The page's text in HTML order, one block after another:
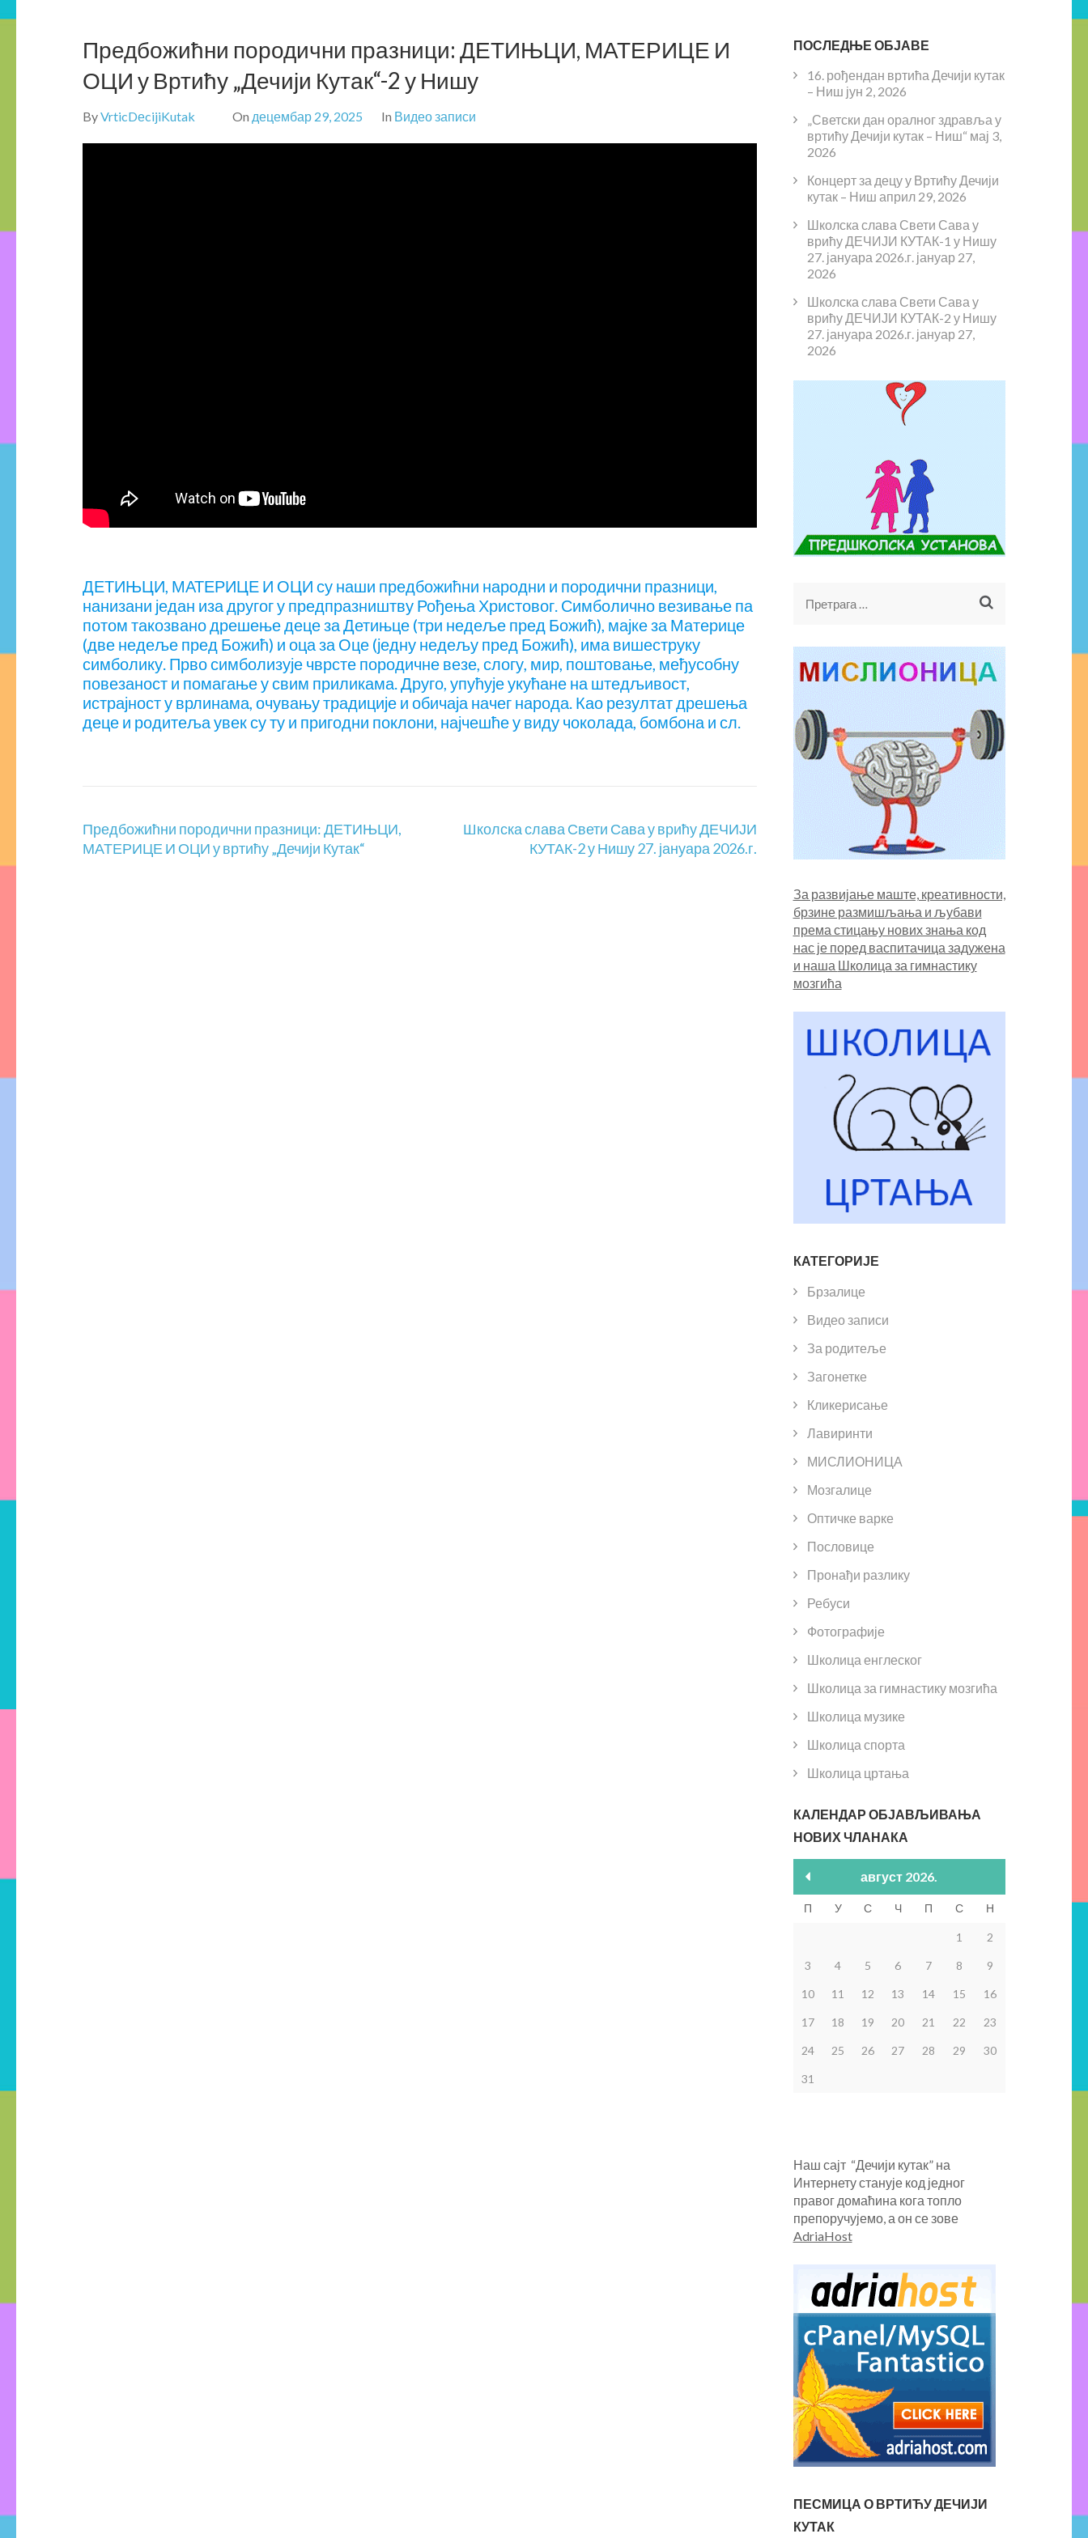
Предбожићни породични празници: ДЕТИЊЦИ, МАТЕРИЦЕ И
ОЦИ у Вртићу „Дечији Кутак“-2 у Нишу
ByVrticDеcijiKutak On децембар 29, 2025 In Видео записи
ДЕТИЊЦИ, МАТЕРИЦЕ И ОЦИ су наши предбожићни народни и породични празници,
нанизани један иза другог у предпразништву Рођења Христовог. Симболично везивање па
потом такозвано дрешење деце за Детињце (три недеље пред Божић), мајке за Материце
(две недеље пред Божић) и оца за Оце (једну недељу пред Божић), има вишеструку
симболику. Прво симболизује чврсте породичне везе, слогу, мир, поштовање, међусобну
повезаност и помагање у свим приликама. Друго, упућује укућане на штедљивост,
истрајност у врлинама, очувању традиције и обичаја начег народа. Као резултат дрешења
деце и родитеља увек су ту и пригодни поклони, најчешће у виду чоколада, бомбона и сл.
Кретање
чланка
Предбожићни породични празници: ДЕТИЊЦИ,
МАТЕРИЦЕ И ОЦИ у вртићу „Дечији Кутак“
Школска слава Свети Сава у врићу ДЕЧИЈИ
КУТАК-2 у Нишу 27. јануара 2026.г.
ПОСЛЕДЊЕ ОБЈАВЕ
16. рођендан вртића Дечији кутак
– Ниш јун 2, 2026
„Светски дан оралног здравља у
вртићу Дечији кутак – Ниш“ мај 3,
2026
Концерт за децу у Вртићу Дечији
кутак – Ниш април 29, 2026
Школска слава Свети Сава у
врићу ДЕЧИЈИ КУТАК-1 у Нишу
27. јануара 2026.г. јануар 27,
2026
Школска слава Свети Сава у
врићу ДЕЧИЈИ КУТАК-2 у Нишу
27. јануара 2026.г. јануар 27,
2026
Претрага
За развијање маште, креативности,
брзине размишљања и љубави
према стицању нових знања код
нас је поред васпитачица задужена
и наша Школица за гимнастику
мозгића
КАТЕГОРИЈЕ
Брзалице
Видео записи
За родитеље
Загонетке
Кликерисање
Лавиринти
МИСЛИОНИЦА
Мозгалице
Оптичке варке
Пословице
Пронађи разлику
Ребуси
Фотографије
Школица енглеског
Школица за гимнастику мозгића
Школица музике
Школица спорта
Школица цртања
КАЛЕНДАР ОБЈАВЉИВАЊА
НОВИХ ЧЛАНАКА
август 2026.
П У С Ч П С Н
1 2
3 4 5 6 7 8 9
10 11 12 13 14 15 16
17 18 19 20 21 22 23
24 25 26 27 28 29 30
31
Наш сајт “Дечији кутак” на
Интернету станује код једног
правог домаћина кога топло
препоручујемо, а он се зове
AdriaHost
ПЕСМИЦА О ВРТИЋУ ДЕЧИЈИ
КУТАК